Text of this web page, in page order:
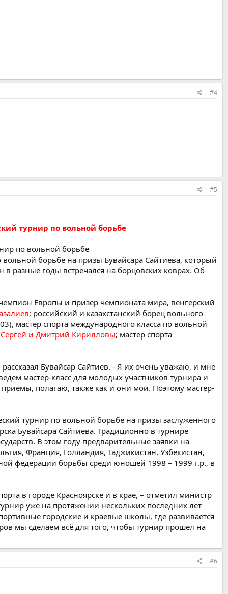
#4
#5
турнир по вольной борьбе
по вольной борьбе
борьбе на призы Бувайсара Сайтиева, который
разные годы встречался на борцовских коврах. Об
Европы и призёр чемпионата мира, венгерский
; российский и казахстанский борец вольного
мастер спорта международного класса по вольной
Сергей и Дмитрий Кирилловы; мастер спорта
Бувайсар Сайтиев. - Я их очень уважаю, и мне
мастер-класс для молодых участников турнира и
полагаю, также как и они мои. Поэтому мастер-
турнир по вольной борьбе на призы заслуженного
Бувайсара Сайтиева. Традиционно в турнире
В этом году предварительные заявки на
Франция, Голландия, Таджикистан, Узбекистан,
федерации борьбы среди юношей 1998 – 1999 г.р., в
в городе Красноярске и в крае, – отметил министр
уже на протяжении нескольких последних лет
городские и краевые школы, где развивается
мы сделаем всё для того, чтобы турнир прошел на
#6